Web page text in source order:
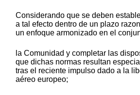
Considerando que se deben
a tal efecto dentro de un plazo
un enfoque armonizado en el
la Comunidad y completar las
que dichas normas resultan
tras el reciente impulso dado a la
aéreo europeo;